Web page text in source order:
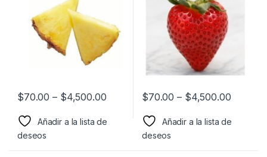
$70.00 – $4,500.00
Añadir a la lista de
deseos
$70.00 – $4,500.00
Añadir a la lista de
deseos